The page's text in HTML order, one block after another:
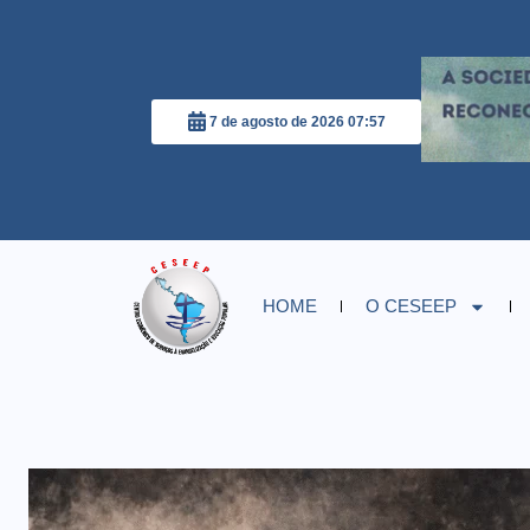
7 de agosto de 2026 07:57
HOME O CESEEP